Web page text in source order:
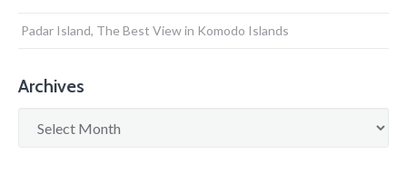
Padar Island, The Best View in Komodo Islands
Archives